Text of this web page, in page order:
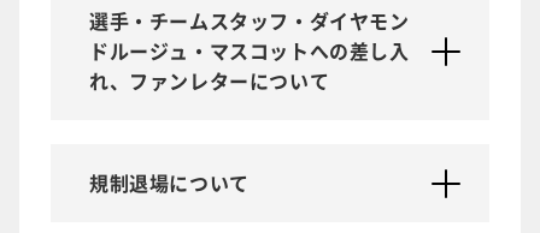
選手・チームスタッフ・ダイヤモン
ドルージュ・マスコットへの差し入
れ、ファンレターについて
規制退場について